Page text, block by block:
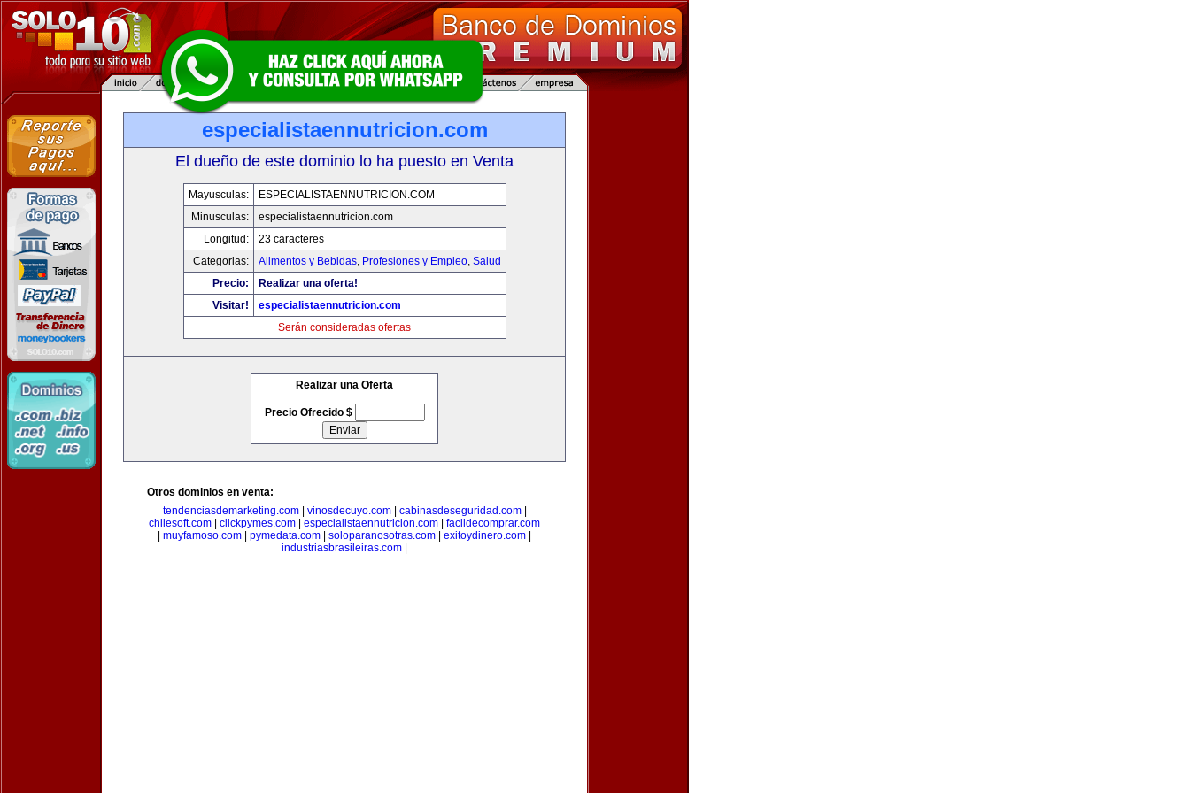
especialistaennutricion.com
El dueño de este dominio lo ha puesto en Venta
Mayusculas:
ESPECIALISTAENNUTRICION.COM
Minusculas:
especialistaennutricion.com
Longitud:
23 caracteres
Categorias:
Alimentos y Bebidas, Profesiones y Empleo, Salud
Precio:
Realizar una oferta!
Visitar!
especialistaennutricion.com
Serán consideradas ofertas
Realizar una Oferta
Precio Ofrecido $
Otros dominios en venta:
tendenciasdemarketing.com| vinosdecuyo.com| cabinasdeseguridad.com|
chilesoft.com
clickpymes.com especialistaennutricion.com
facildecomprar.com
muyfamoso.com pymedata.com soloparanosotras.com exitoydinero.com
industriasbrasileiras.com